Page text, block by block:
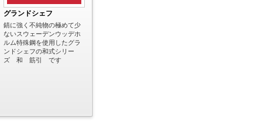
グランドシェフ
錆に強く不純物の極めて少
ないスウェーデンウッデホ
ルム特殊鋼を使用したグラ
ンドシェフの和式シリー
ズ 和 筋引 です